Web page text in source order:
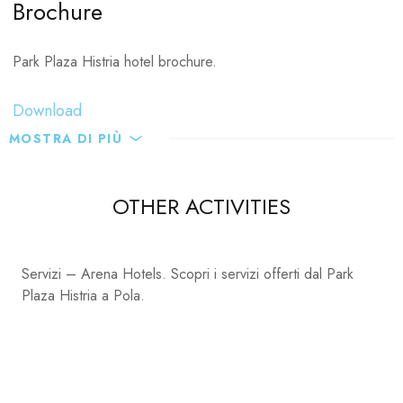
Tobacco & Newspapers - Zinex
Gran sport
Aqua
Dive N’ Surf Store
Adriatic scuba
Extreme intimo
Brochure
Park Plaza Histria hotel brochure.
Download
MOSTRA DI PIÙ
OTHER ACTIVITIES
Servizi – Arena Hotels. Scopri i servizi offerti dal Park
Plaza Histria a Pola.